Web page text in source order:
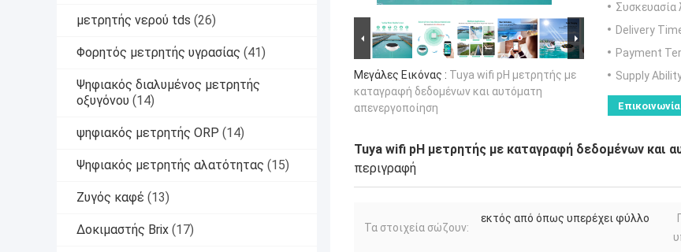
μετρητής νερού tds (26)
Φορητός μετρητής υγρασίας (41)
Ψηφιακός διαλυμένος μετρητής
οξυγόνου (14)
ψηφιακός μετρητής ORP (14)
Ψηφιακός μετρητής αλατότητας (15)
Ζυγός καφέ (13)
Δοκιμαστής Brix (17)
Μεγάλες Εικόνας : Tuya wifi pH μετρητής με
καταγραφή δεδομένων και αυτόματη
απενεργοποίηση
Συσκευασία
Delivery
Payment
Supply
Επικοινωνία
Tuya wifi pH μετρητής με καταγραφή δεδομένων και
περιγραφή
Τα στοιχεία σώζουν:
εκτός από όπως υπερέχει φύλλο